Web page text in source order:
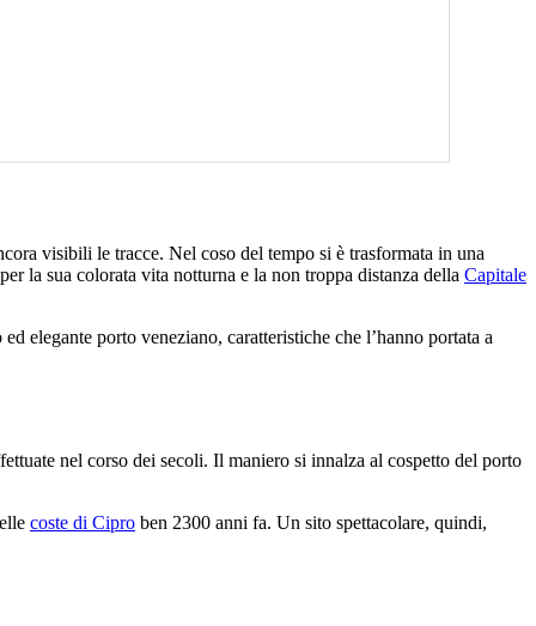
visibili le tracce. Nel coso del tempo si è trasformata in una
la sua colorata vita notturna e la non troppa distanza della Capitale
elegante porto veneziano, caratteristiche che l’hanno portata a
nel corso dei secoli. Il maniero si innalza al cospetto del porto
coste di Cipro ben 2300 anni fa. Un sito spettacolare, quindi,